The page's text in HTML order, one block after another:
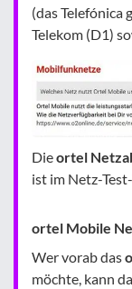
(das Telefónica
Telekom (D1)
Dieortel
ist im Netz-
ortel Mobile
Wer vorab das
möchte, kann